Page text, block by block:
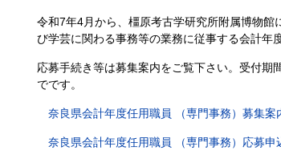
令和7年4月から、橿原考古学研究所附属博物
び学芸に関わる事務等の業務に従事する会計年
応募手続き等は募集案内をご覧下さい。受付期
でです。
奈良県会計年度任用職員 （専門事務）募集案
奈良県会計年度任用職員 （専門事務）応募申